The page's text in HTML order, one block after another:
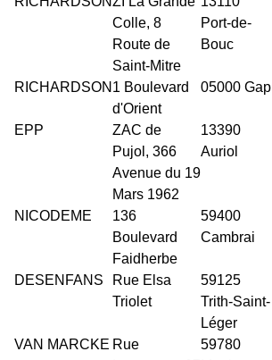
Colle, 8
Route de
Saint-Mitre
Port-de-
Bouc
RICHARDSON 1 Boulevard
d'Orient
05000 Gap
EPP
ZAC de
Pujol, 366
Avenue du 19
Mars 1962
13390
Auriol
NICODEME
136
Boulevard
Faidherbe
59400
Cambrai
DESENFANS
Rue Elsa
Triolet
59125
Trith-Saint-
Léger
VAN MARCKE Rue
59780